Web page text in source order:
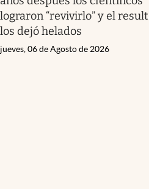
lograron “revivirlo” y el
los dejó helados
jueves, 06 de Agosto de 2026